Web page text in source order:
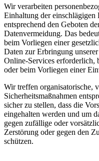
Wir verarbeiten
Einhaltung der einschlägigen
entsprechend den Geboten
Datenvermeidung. Das
beim Vorliegen einer
Daten zur Erbringung
Online-Services erforderlich,
oder beim Vorliegen einer
Wir treffen organisatorische,
Sicherheitsmaßnahmen
sicher zu stellen, dass die
eingehalten werden und um
gegen zufällige oder
Zerstörung oder gegen den
schützen.